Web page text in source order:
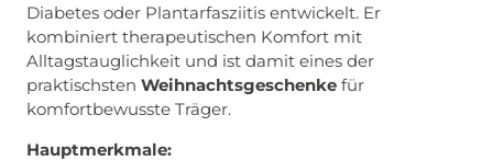
Diabetes oder Plantarfasziitis entwickelt. Er
kombiniert therapeutischen Komfort mit
Alltagstauglichkeit und ist damit eines der
praktischstenWeihnachtsgeschenke für
komfortbewusste Träger.
Hauptmerkmale: